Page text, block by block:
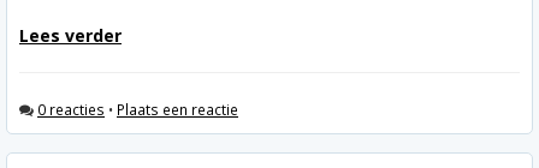
Lees verder
0 reacties • Plaats een reactie